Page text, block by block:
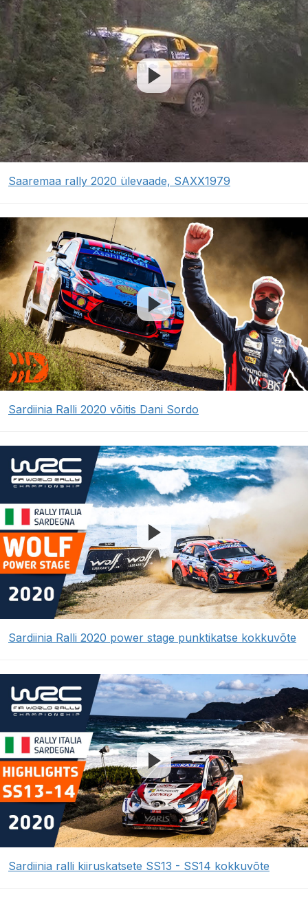
Saaremaa rally 2020 ülevaade, SAXX1979
Sardiinia Ralli 2020 võitis Dani Sordo
Sardiinia Ralli 2020 power stage punktikatse kokkuvõte
Sardiinia ralli kiiruskatsete SS13 - SS14 kokkuvõte